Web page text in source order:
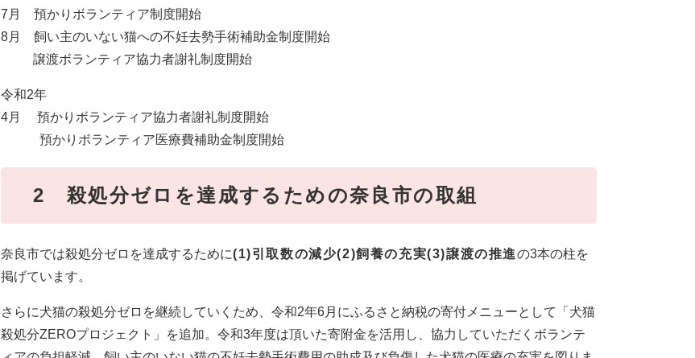
7月 預かりボランティア制度開始
8月 飼い主のいない猫への不妊去勢手術補助金制度開始
譲渡ボランティア協力者謝礼制度開始
令和2年
4月 預かりボランティア協力者謝礼制度開始
預かりボランティア医療費補助金制度開始
2 殺処分ゼロを達成するための奈良市の取組
奈良市では殺処分ゼロを達成するために(1)引取数の減少(2)飼養の充実(3)譲渡の推進の3本の柱を
掲げています。
さらに犬猫の殺処分ゼロを継続していくため、令和2年6月にふるさと納税の寄付メニューとして「犬猫
殺処分ZEROプロジェクト」を追加。令和3年度は頂いた寄附金を活用し、協力していただくボランテ